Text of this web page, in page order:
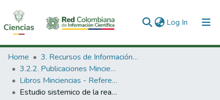
Log In (current)
Communities & Collections
All of DSpace
Statistics
Home
3. Recursos de Información Científica y Tecnológica
3.2.2. Publicaciones Minciencias
Libros Minciencias - Referenciales
Estudio sistemico de la realidad nacional en ciencia y tecnología.